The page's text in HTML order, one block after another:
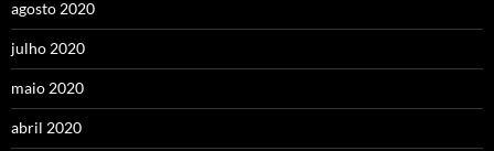
agosto 2020
julho 2020
maio 2020
abril 2020